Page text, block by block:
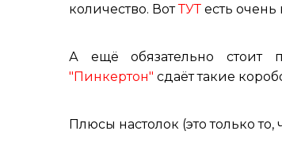
количество. ВотТУТ есть очень
А ещё обязательно стоит
"Пинкертон" сдаёт такие
Плюсы настолок (это только